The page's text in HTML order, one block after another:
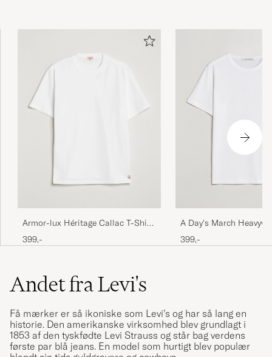
Armor-lux Héritage Callac T-Shirt
White
399,-
A Day's March
Shirt White
399,-
Andet fra Levi's
Få mærker er så ikoniske som Levi’s og har så lang en
historie. Den amerikanske virksomhed blev grundlagt i
1853 af den tyskfødte Levi Strauss og står bag verdens
første par blå jeans. En model som hurtigt blev populær